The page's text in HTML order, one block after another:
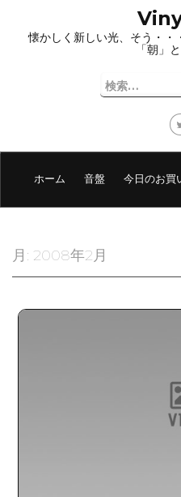
プ
懐かしく新しい光、そう・・
「朝」
検
索:
ホーム 音盤 今日のお買
月: 2008年2月